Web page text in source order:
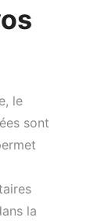
le
sont
la